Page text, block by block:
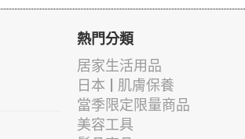
熱門分類
居家生活用品
日本 | 肌膚保養
當季限定限量商品
美容工具